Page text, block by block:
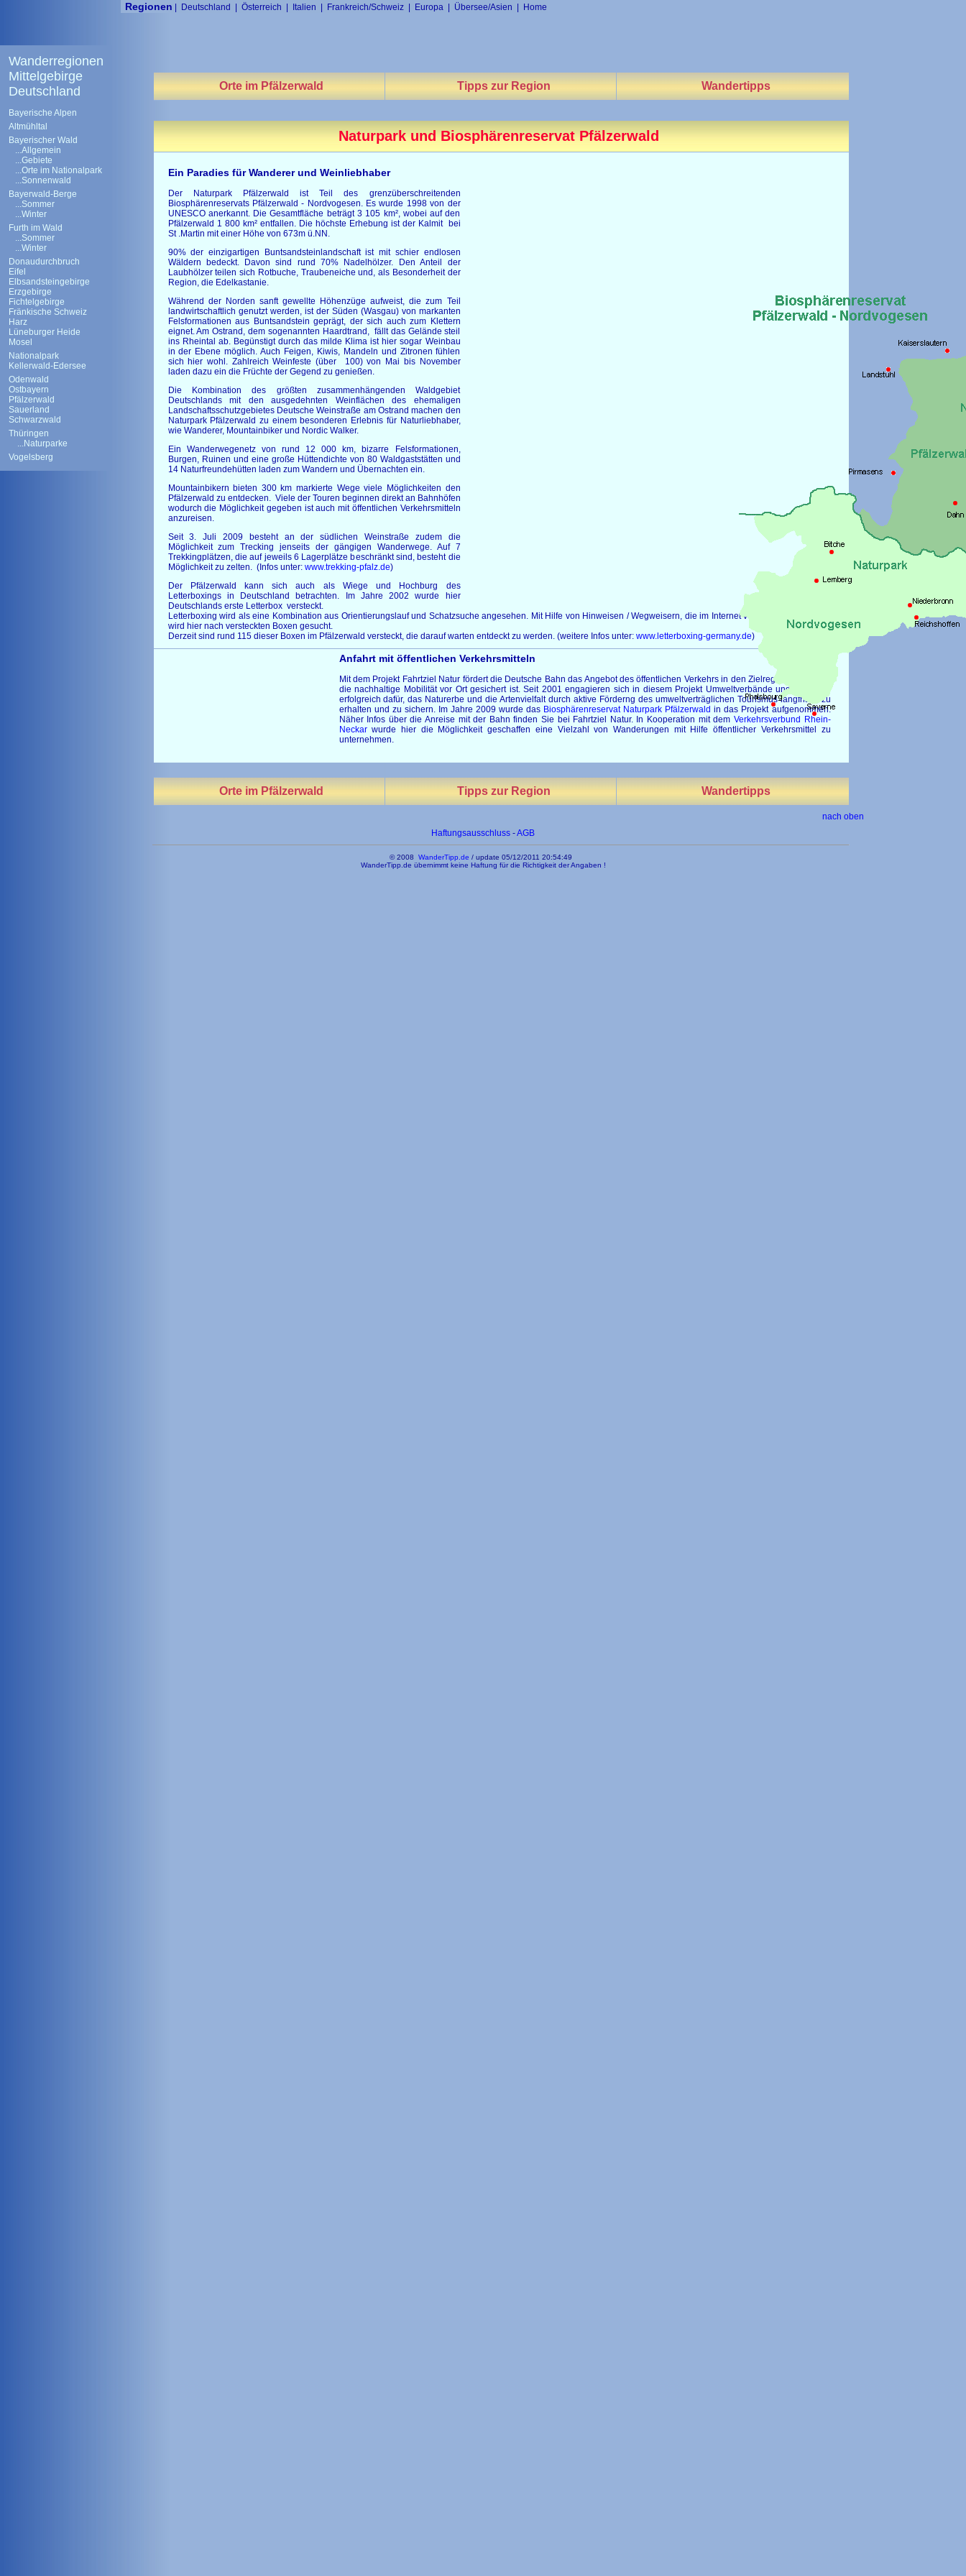
Regionen Deutschland Österreich Italien Frankreich/Schweiz Europa Übersee/Asien Home
Wanderregionen
Mittelgebirge
Deutschland
Bayerische Alpen
Altmühltal
Bayerischer Wald
...Allgemein
...Gebiete
...Orte im Nationalpark
...Sonnenwald
Bayerwald-Berge
...Sommer
...Winter
Furth im Wald
...Sommer
...Winter
Donaudurchbruch
Eifel
Elbsandsteingebirge
Erzgebirge
Fichtelgebirge
Fränkische Schweiz
Harz
Lüneburger Heide
Mosel
Nationalpark
Kellerwald-Edersee
Odenwald
Ostbayern
Pfälzerwald
Sauerland
Schwarzwald
Thüringen
...Naturparke
Vogelsberg
Orte im Pfälzerwald Tipps zur Region Wandertipps
Naturpark und Biosphärenreservat Pfälzerwald
Ein Paradies für Wanderer und Weinliebhaber
Der Naturpark Pfälzerwald ist Teil des grenzüberschreitenden
Biosphärenreservats Pfälzerwald - Nordvogesen. Es wurde 1998 von der
UNESCO anerkannt. Die Gesamtfläche beträgt 3 105 km², wobei auf den
Pfälzerwald 1 800 km² entfallen. Die höchste Erhebung ist der Kalmit bei
St .Martin mit einer Höhe von 673m ü.NN.
90% der einzigartigen Buntsandsteinlandschaft ist mit schier endlosen
Wäldern bedeckt. Davon sind rund 70% Nadelhölzer. Den Anteil der
Laubhölzer teilen sich Rotbuche, Traubeneiche und, als Besonderheit der
Region, die Edelkastanie.
Während der Norden sanft gewellte Höhenzüge aufweist, die zum Teil
landwirtschaftlich genutzt werden, ist der Süden (Wasgau) von markanten
Felsformationen aus Buntsandstein geprägt, der sich auch zum Klettern
eignet. Am Ostrand, dem sogenannten Haardtrand, fällt das Gelände steil
ins Rheintal ab. Begünstigt durch das milde Klima ist hier sogar Weinbau
in der Ebene möglich. Auch Feigen, Kiwis, Mandeln und Zitronen fühlen
sich hier wohl. Zahlreich Weinfeste (über 100) von Mai bis November
laden dazu ein die Früchte der Gegend zu genießen.
Die Kombination des größten zusammenhängenden Waldgebiet
Deutschlands mit den ausgedehnten Weinflächen des ehemaligen
Landschaftsschutzgebietes Deutsche Weinstraße am Ostrand machen den
Naturpark Pfälzerwald zu einem besonderen Erlebnis für Naturliebhaber,
wie Wanderer, Mountainbiker und Nordic Walker.
Ein Wanderwegenetz von rund 12 000 km, bizarre Felsformationen,
Burgen, Ruinen und eine große Hüttendichte von 80 Waldgaststätten und
14 Naturfreundehütten laden zum Wandern und Übernachten ein.
Mountainbikern bieten 300 km markierte Wege viele Möglichkeiten den
Pfälzerwald zu entdecken. Viele der Touren beginnen direkt an Bahnhöfen
wodurch die Möglichkeit gegeben ist auch mit öffentlichen Verkehrsmitteln
anzureisen.
Seit 3. Juli 2009 besteht an der südlichen Weinstraße zudem die
Möglichkeit zum Trecking jenseits der gängigen Wanderwege. Auf 7
Trekkingplätzen, die auf jeweils 6 Lagerplätze beschränkt sind, besteht die
Möglichkeit zu zelten. (Infos unter: www.trekking-pfalz.de)
Der Pfälzerwald kann sich auch als Wiege und Hochburg des
Letterboxings in Deutschland betrachten. Im Jahre 2002 wurde hier
Deutschlands erste Letterbox versteckt.
Letterboxing wird als eine Kombination aus Orientierungslauf und Schatzsuche angesehen. Mit Hilfe von Hinweisen / Wegweisern, die im Internet veröffentlicht wurden,
wird hier nach versteckten Boxen gesucht.
Derzeit sind rund 115 dieser Boxen im Pfälzerwald versteckt, die darauf warten entdeckt zu werden. (weitere Infos unter: www.letterboxing-germany.de)
Anfahrt mit öffentlichen Verkehrsmitteln
Mit dem Projekt Fahrtziel Natur fördert die Deutsche Bahn das Angebot des öffentlichen Verkehrs in den Zielregionen, sodass
die nachhaltige Mobilität vor Ort gesichert ist. Seit 2001 engagieren sich in diesem Projekt Umweltverbände und die Bahn
erfolgreich dafür, das Naturerbe und die Artenvielfalt durch aktive Förderng des umweltverträglichen Tourismus langfristig zu
erhalten und zu sichern. Im Jahre 2009 wurde das Biosphärenreservat Naturpark Pfälzerwald in das Projekt aufgenommen.
Näher Infos über die Anreise mit der Bahn finden Sie bei Fahrtziel Natur. In Kooperation mit dem Verkehrsverbund Rhein-
Neckarwurde hier die Möglichkeit geschaffen eine Vielzahl von Wanderungen mit Hilfe öffentlicher Verkehrsmittel zu
unternehmen.
Orte im Pfälzerwald Tipps zur Region Wandertipps
nach oben
Haftungsausschluss -AGB
© 2008 WanderTipp.de / update 05/12/2011 20:54:49
WanderTipp.de übernimmt keine Haftung für die Richtigkeit der Angaben !